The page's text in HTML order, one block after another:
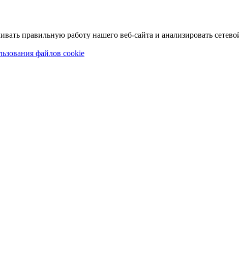
правильную работу нашего веб-сайта и анализировать
файлов cookie